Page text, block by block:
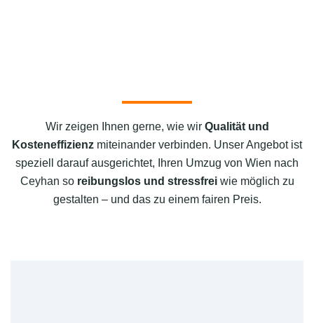
Wir zeigen Ihnen gerne, wie wir Qualität und
Kosteneffizienz miteinander verbinden. Unser Angebot ist
speziell darauf ausgerichtet, Ihren Umzug von Wien nach
Ceyhan so reibungslos und stressfreiwie möglich zu
gestalten – und das zu einem fairen Preis.